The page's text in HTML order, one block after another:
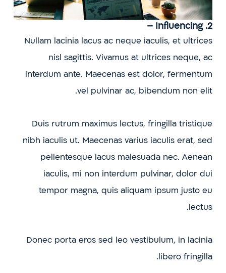
2. Influencing –
Nullam lacinia lacus ac neque iaculis, et ultrices
nisl sagittis. Vivamus at ultrices neque, ac
interdum ante. Maecenas est dolor, fermentum
vel pulvinar ac, bibendum non elit.
Duis rutrum maximus lectus, fringilla tristique
nibh iaculis ut. Maecenas varius iaculis erat, sed
pellentesque lacus malesuada nec. Aenean
iaculis, mi non interdum pulvinar, dolor dui
tempor magna, quis aliquam ipsum justo eu
lectus.
Donec porta eros sed leo vestibulum, in lacinia
libero fringilla.